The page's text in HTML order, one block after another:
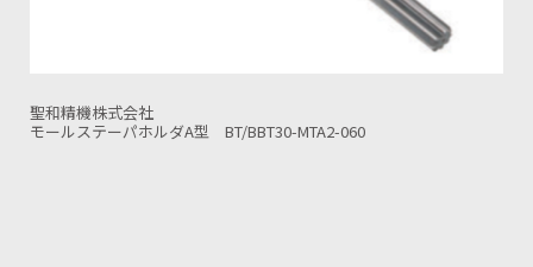
060
モールステーパホルダA型 BT/BBT50-MTA3-